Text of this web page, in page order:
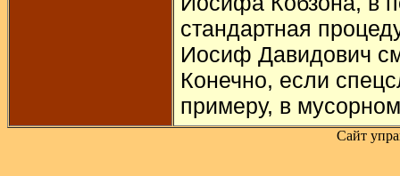
стандартная
Иосиф Давидович
Конечно, если
примеру, в
Сайт